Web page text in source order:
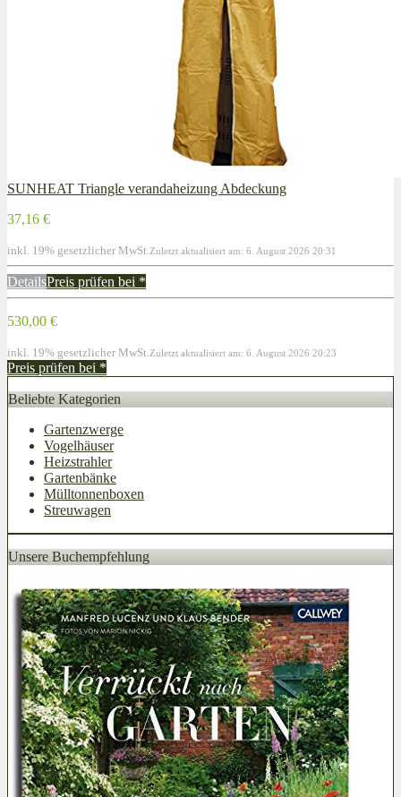
SUNHEAT Triangle verandaheizung Abdeckung
37,16 €
inkl. 19% gesetzlicher MwSt. Zuletzt aktualisiert am: 6. August 2026 20:31
DetailsPreis prüfen bei *
530,00 €
inkl. 19% gesetzlicher MwSt. Zuletzt aktualisiert am: 6. August 2026 20:23
Preis prüfen bei *
Beliebte Kategorien
Gartenzwerge
Vogelhäuser
Heizstrahler
Gartenbänke
Mülltonnenboxen
Streuwagen
Unsere Buchempfehlung